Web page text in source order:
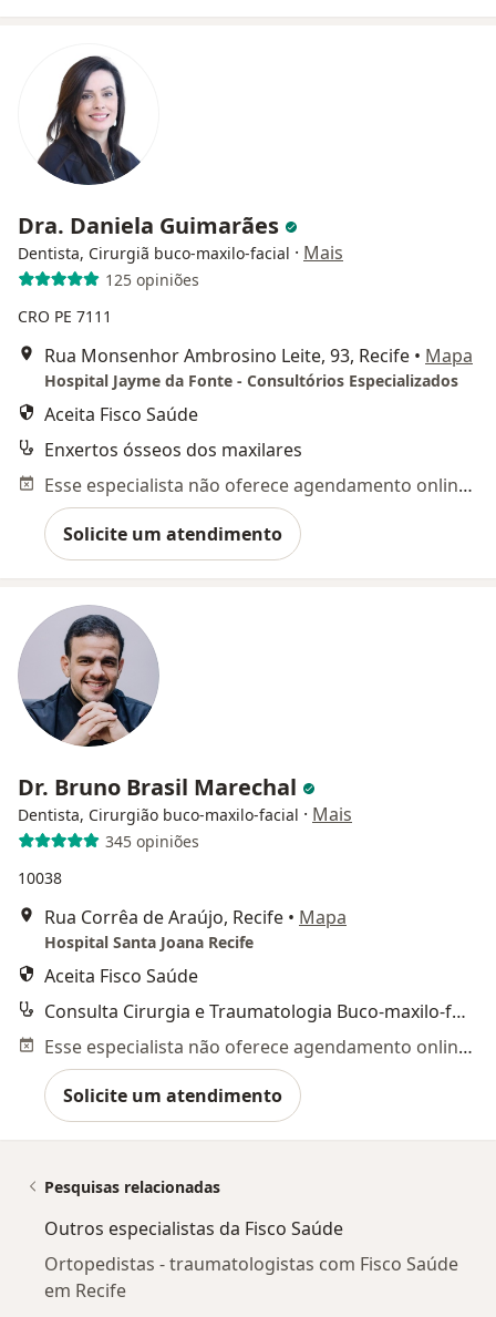
Dra. Daniela Guimarães
Dentista, Cirurgiã buco-maxilo-facial · Mais
125 opiniões
CRO PE 7111
Rua Monsenhor Ambrosino Leite, 93, Recife • Mapa
Hospital Jayme da Fonte - Consultórios Especializados
Aceita Fisco Saúde
Enxertos ósseos dos maxilares
Esse especialista não oferece agendamento online para esse endereço.
Solicite um atendimento
Dr. Bruno Brasil Marechal
Dentista, Cirurgião buco-maxilo-facial · Mais
345 opiniões
10038
Rua Corrêa de Araújo, Recife • Mapa
Hospital Santa Joana Recife
Aceita Fisco Saúde
Consulta Cirurgia e Traumatologia Buco-maxilo-facial
Esse especialista não oferece agendamento online para esse endereço.
Solicite um atendimento
Pesquisas relacionadas
Outros especialistas da Fisco Saúde
Ortopedistas - traumatologistas com Fisco Saúde
em Recife